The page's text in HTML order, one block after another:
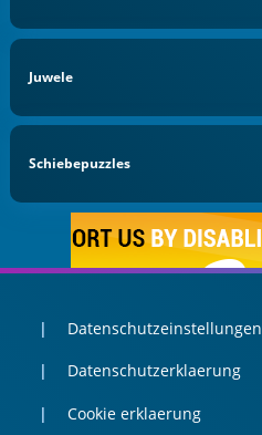
Juwele
Schiebepuzzles
Datenschutzeinstellungen
Datenschutzerklaerung
Cookie erklaerung